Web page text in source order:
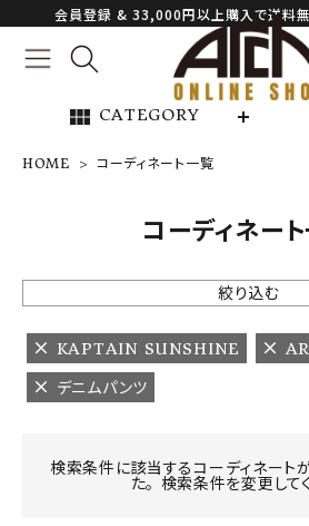
会員登録 & 33,000円以上購入で送料無
view_module CATEGORY
NEW ARRIVAL
ARCH EXCLUSIVE
BRAND
CATEGORY
HOME コーディネート一覧
コーディネー
絞り込む
KAPTAIN SUNSHINE
デニムパンツ
検索条件に該当するコーディネート
た。 検索条件を変更して